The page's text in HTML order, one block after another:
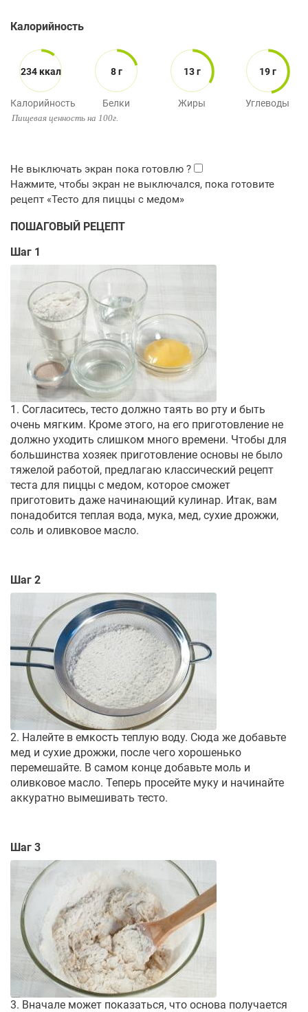
Калорийность
234 ккал
Калорийность
8 г
Белки
13 г
Жиры
19 г
Углеводы
Пищевая ценность на 100г.
ПОШАГОВЫЙ РЕЦЕПТ
Шаг 1
1. Согласитесь, тесто должно таять во рту и быть
очень мягким. Кроме этого, на его приготовление не
должно уходить слишком много времени. Чтобы для
большинства хозяек приготовление основы не было
тяжелой работой, предлагаю классический рецепт
теста для пиццы с медом, которое сможет
приготовить даже начинающий кулинар. Итак, вам
понадобится теплая вода, мука, мед, сухие дрожжи,
соль и оливковое масло.
Шаг 2
2. Налейте в емкость теплую воду. Сюда же добавьте
мед и сухие дрожжи, после чего хорошенько
перемешайте. В самом конце добавьте моль и
оливковое масло. Теперь просейте муку и начинайте
аккуратно вымешивать тесто.
Шаг 3
3. Вначале может показаться, что основа получается